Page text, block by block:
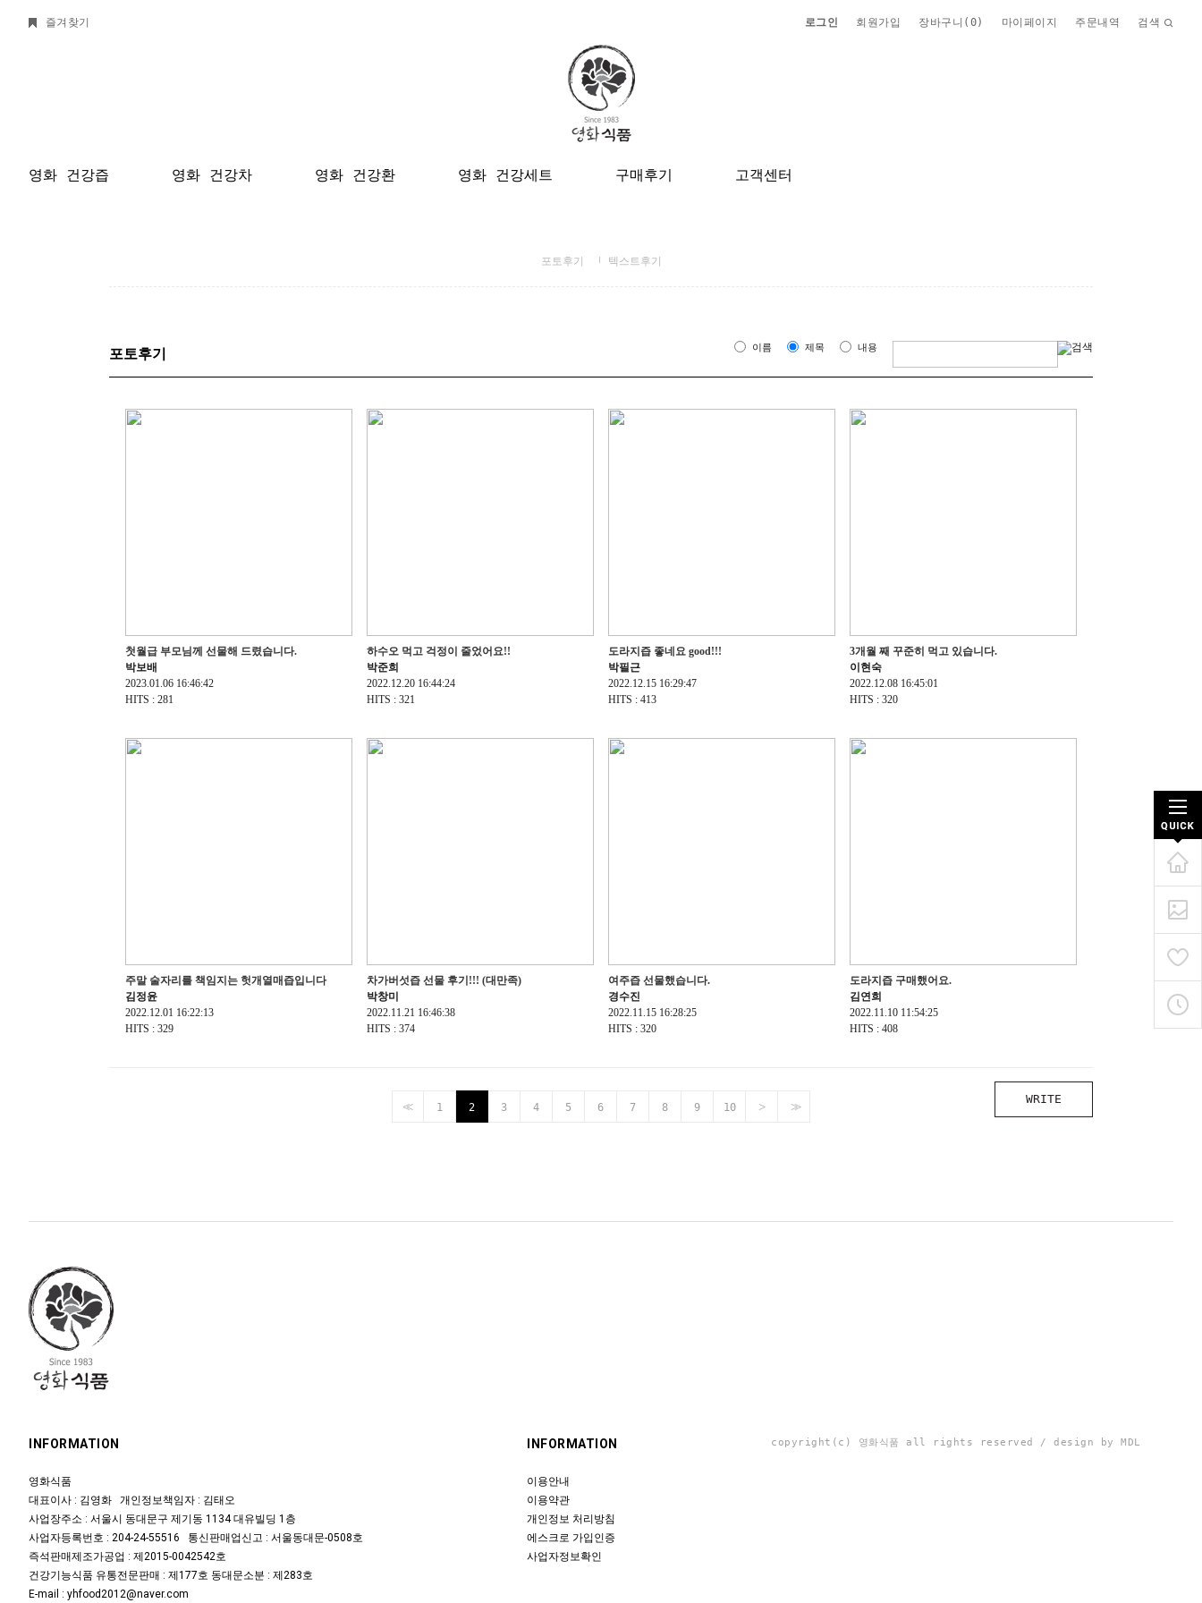
즐겨찾기 로그인 회원가입 장바구니( 0) 마이페이지 주문내역 검색
영화 건강즙 영화 건강차 영화 건강환 영화 건강세트 구매후기 고객센터
포토후기 텍스트후기
포토후기 이름 제목 내용
첫월급 부모님께 선물해 드렸습니다.
박보배
2023.01.06 16:46:42
HITS : 281
하수오 먹고 걱정이 줄었어요!!
박준희
2022.12.20 16:44:24
HITS : 321
도라지즙 좋네요 good!!!
박필근
2022.12.15 16:29:47
HITS : 413
3개월 째 꾸준히 먹고 있습니다.
이현숙
2022.12.08 16:45:01
HITS : 320
주말 술자리를 책임지는 헛개열매즙입니다
김정윤
2022.12.01 16:22:13
HITS : 329
차가버섯즙 선물 후기!!! (대만족)
박창미
2022.11.21 16:46:38
HITS : 374
여주즙 선물했습니다.
경수진
2022.11.15 16:28:25
HITS : 320
도라지즙 구매했어요.
김연희
2022.11.10 11:54:25
HITS : 408
WRITE
<< 1 2 3 4 5 6 7 8 9 10 > >>
INFORMATION
영화식품
대표이사 : 김영화 개인정보책임자 : 김태오
사업장주소 : 서울시 동대문구 제기동 1134 대유빌딩 1층
사업자등록번호 : 204-24-55516 통신판매업신고 : 서울동대문-0508호
즉석판매제조가공업 : 제2015-0042542호
건강기능식품 유통전문판매 : 제177호 동대문소분 : 제283호
E-mail : yhfood2012@naver.com
INFORMATION
이용안내
이용약관
개인정보 처리방침
에스크로 가입인증
사업자정보확인
copyright(c) 영화식품 all rights reserved / design by MDL